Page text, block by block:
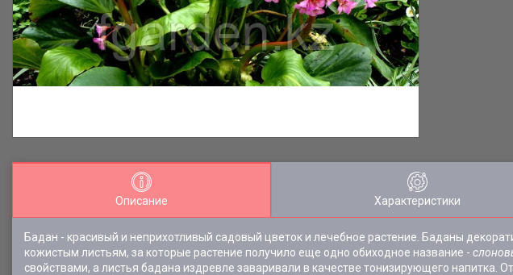
Описание Характеристики
Бадан - красивый и неприхотливый садовый цветок и лечебное растение. Баданы
кожистым листьям, за которые растение получило еще одно обиходное название -
свойствами, а листья бадана издревле заваривали в качестве тонизирующего напитка.